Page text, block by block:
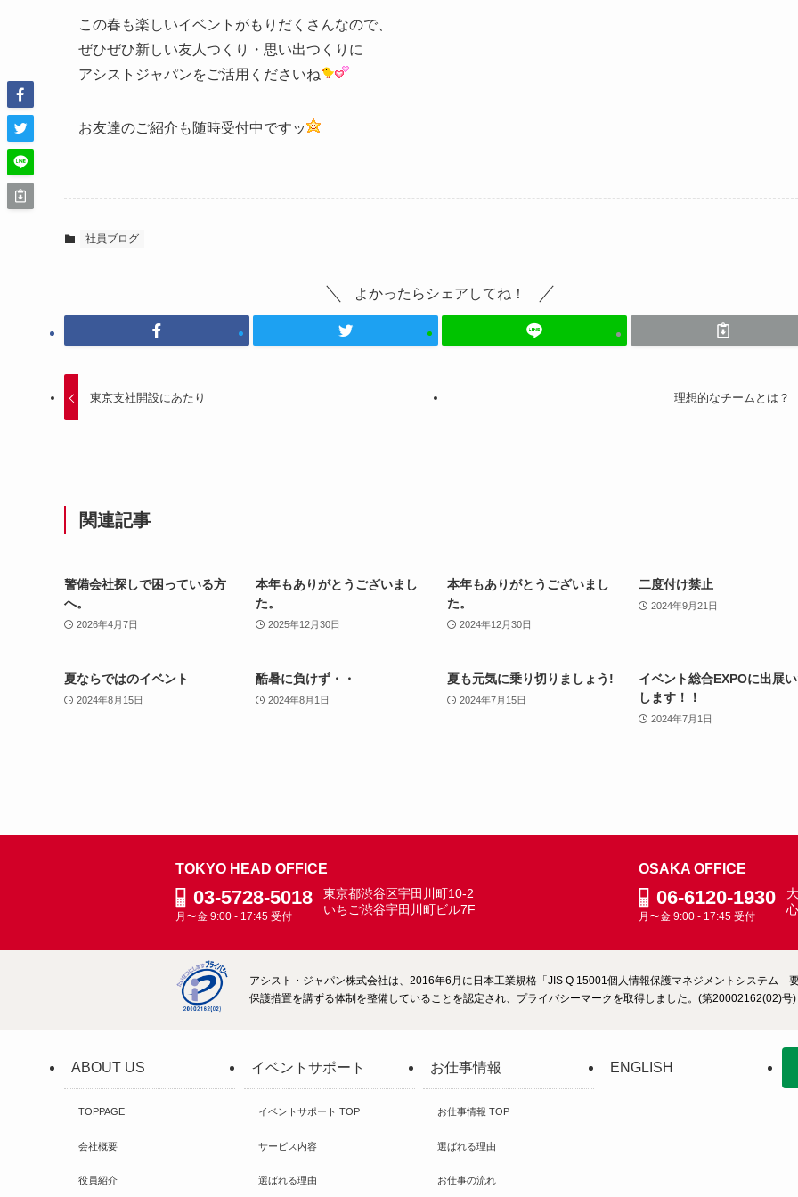
この春も楽しいイベントがもりだくさんなので、
ぜひぜひ新しい友人つくり・思い出つくりに
アシストジャパンをご活用くださいね
お友達のご紹介も随時受付中ですッ
社員ブログ
よかったらシェアしてね！
東京支社開設にあたり 理想的なチームとは？
関連記事
警備会社探しで困っている方
へ。
2026年4月7日
本年もありがとうございまし
た。
2025年12月30日
本年もありがとうございまし
た。
2024年12月30日
二度付け禁止
2024年9月21日
夏ならではのイベント
2024年8月15日
酷暑に負けず・・
2024年8月1日
夏も元気に乗り切りましょう!
2024年7月15日
イベント総合EXPOに出展
します！！
2024年7月1日
TOKYO HEAD OFFICE
03-5728-5018
月〜金 9:00 - 17:45 受付
東京都渋谷区宇田川町10-2
いちご渋谷宇田川町ビル7F
OSAKA OFFICE
06-6120-1930
月〜金 9:00 - 17:45 受付
アシスト・ジャパン株式会社は、2016年6月に日本工業規格「JIS Q 15001個人情報保護マネジメントシステム―
保護措置を講ずる体制を整備していることを認定され、プライバシーマークを取得しました。(第20002162(02)号)
ABOUT US
TOPPAGE
会社概要
役員紹介
イベントサポート
イベントサポート TOP
サービス内容
選ばれる理由
お仕事情報
お仕事情報 TOP
選ばれる理由
お仕事の流れ
ENGLISH